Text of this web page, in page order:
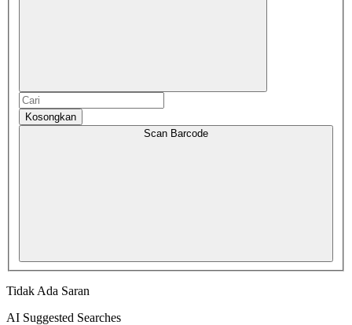
Kosongkan
Scan Barcode
Tidak Ada Saran
AI Suggested Searches